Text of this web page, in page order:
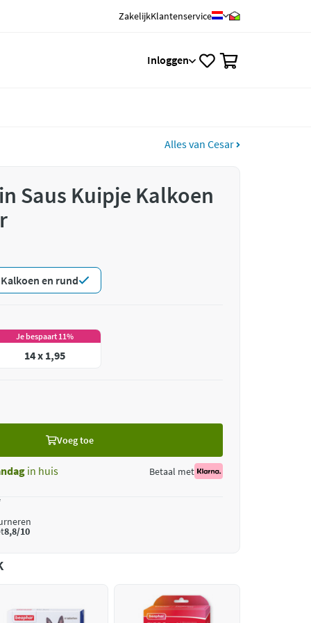
ZakelijkKlantenservice
Inloggen
Alles van Cesar
Saus Kuipje Kalkoen
Kalkoen en rund
Je bespaart 11%
14 x 1,95
Voeg toe
in huis Betaal met
8,8/10